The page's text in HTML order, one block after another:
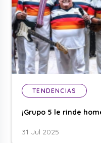
TENDENCIAS
¡Grupo 5 le rinde
31 Jul 2025